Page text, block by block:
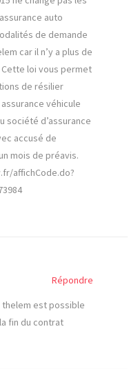
auto
de demande
car il n’y a plus de
loi vous permet
de résilier
véhicule
société d’assurance
accusé de
mois de préavis.
affichCode.do?
Répondre
thelem est possible
fin du contrat